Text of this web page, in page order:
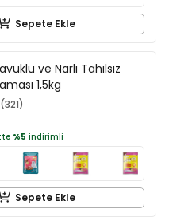
Sepete Ekle
ve Narlı Tahılsız
1,5kg
321
%5 indirimli
Sepete Ekle